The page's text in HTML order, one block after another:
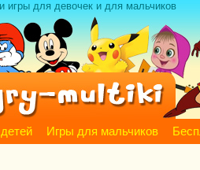
игры для девочек и для мальчиков
Игры для мальчиков